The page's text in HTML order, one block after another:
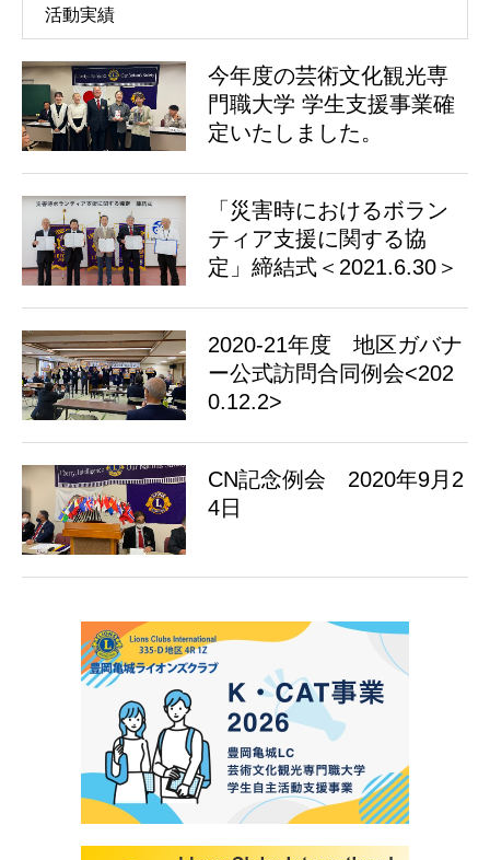
活動実績
今年度の芸術文化観光専
門職大学 学生支援事業確
定いたしました。
「災害時におけるボラン
ティア支援に関する協
定」締結式＜2021.6.30＞
2020-21年度 地区ガバナ
ー公式訪問合同例会<202
0.12.2>
CN記念例会 2020年9月2
4日